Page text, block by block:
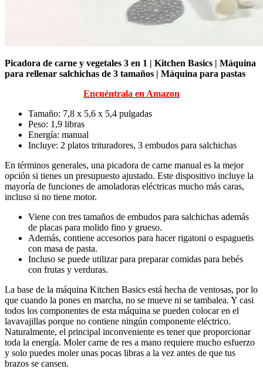
Picadora de carne y vegetales 3 en 1 | Kitchen Basics | Máquina
para rellenar salchichas de 3 tamaños | Máquina para pastas
Encuéntrala en Amazon
Tamaño: 7,8 x 5,6 x 5,4 pulgadas
Peso: 1,9 libras
Energía: manual
Incluye: 2 platos trituradores, 3 embudos para salchichas
En términos generales, una picadora de carne manual es la mejor
opción si tienes un presupuesto ajustado. Este dispositivo incluye la
mayoría de funciones de amoladoras eléctricas mucho más caras,
incluso si no tiene motor.
Viene con tres tamaños de embudos para salchichas además
de placas para molido fino y grueso.
Además, contiene accesorios para hacer rigatoni o espaguetis
con masa de pasta.
Incluso se puede utilizar para preparar comidas para bebés
con frutas y verduras.
La base de la máquina Kitchen Basics está hecha de ventosas, por lo
que cuando la pones en marcha, no se mueve ni se tambalea. Y casi
todos los componentes de esta máquina se pueden colocar en el
lavavajillas porque no contiene ningún componente eléctrico.
Naturalmente, el principal inconveniente es tener que proporcionar
toda la energía. Moler carne de res a mano requiere mucho esfuerzo
y solo puedes moler unas pocas libras a la vez antes de que tus
brazos se cansen.